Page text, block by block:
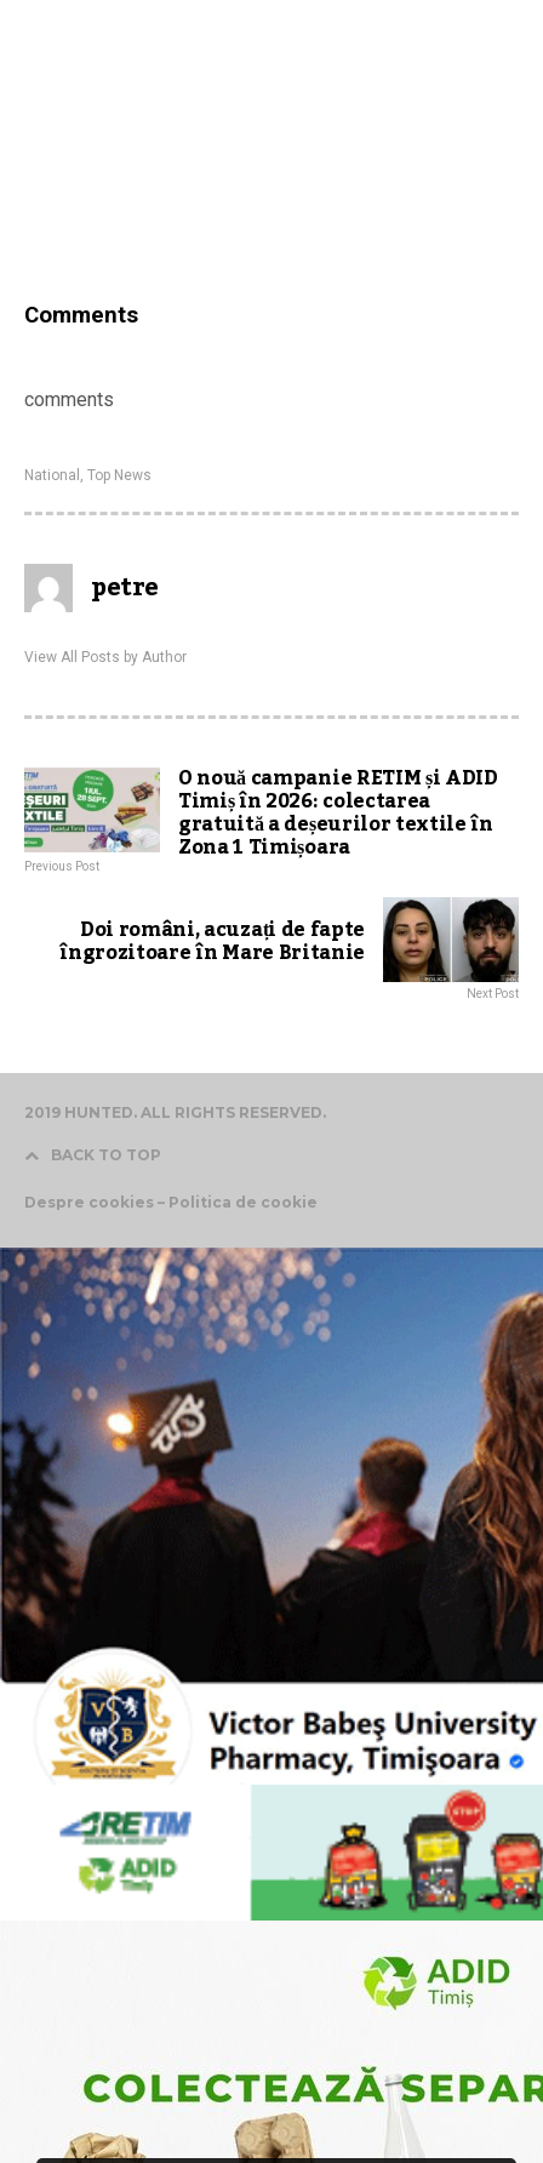
Comments
comments
National Top News
petre
View All Posts by Author
O nouă campanie RETIM și ADID
Timiș în 2026: colectarea
gratuită a deșeurilor textile în
Zona 1 Timișoara
Previous Post
Doi români, acuzați de fapte
îngrozitoare în Mare Britanie
Next Post
2019 HUNTED. ALL RIGHTS RESERVED.
BACK TO TOP
Despre cookies – Politica de cookie